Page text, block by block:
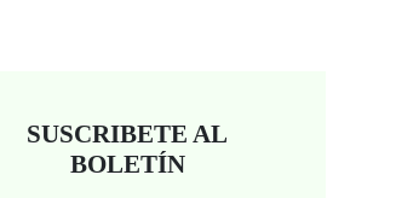
SUSCRIBETE AL
BOLETÍN